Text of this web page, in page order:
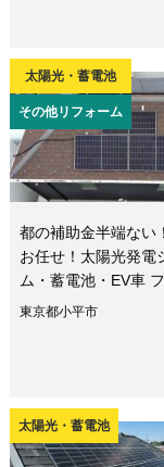
太陽光・蓄電池
その他リフォーム
都の補助金半端ない
お任せ！太陽光発電
ム・蓄電池・EV車
東京都小平市
太陽光・蓄電池